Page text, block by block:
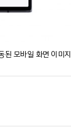
된 모바일 화면 이미지